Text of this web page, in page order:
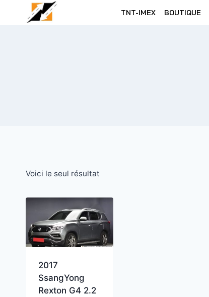
TNT-IMEX BOUTIQUE
Voici le seul résultat
2017
SsangYong
Rexton G4 2.2